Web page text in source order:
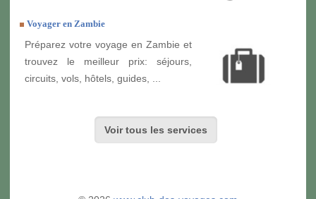
Voyager en Zambie
Préparez votre voyage en Zambie et
trouvez le meilleur prix: séjours,
circuits, vols, hôtels, guides, ...
Voir tous les services